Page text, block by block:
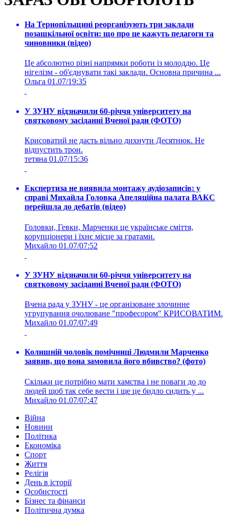
На Тернопільщині реорганізують три заклади
позашкільної освіти: що про це кажуть педагоги та
чиновники (відео)
Це абсолютно різні напрямки роботи із молоддю. Це
нігелізм - об'єднувати такі заклади. Основна причина ...
Ольга 01.07/19:35
У ЗУНУ відзначили 60-річчя університету на
святковому засіданні Вченої ради (ФОТО)
Крисоватий не дасть вільно дихнути Десятнюк. Не
відпустить трон.
тетяна 01.07/15:36
Експертиза не виявила монтажу аудіозаписів: у
справі Михайла Головка Апеляційна палата ВАКС
перейшла до дебатів (відео)
Головки, Гевки, Марченки це українське сміття,
корупціонери і їхнє місце за гратами.
Михайло 01.07/07:52
У ЗУНУ відзначили 60-річчя університету на
святковому засіданні Вченої ради (ФОТО)
Вчена рада у ЗУНУ - це організоване злочинне
угрупування очолюване "професором" КРИСОВАТИМ.
Михайло 01.07/07:49
Колишній чоловік помічниці Людмили Марченко
заявив, що вона замовила його вбивство? (фото)
Скільки це потрібно мати хамства і не поваги до до
людей щоб так себе вести і ще це бидло сидить у ...
Михайло 01.07/07:47
Війна
Новини
Політика
Економіка
Спорт
Життя
Релігія
День в історії
Особистості
Бізнес та фінанси
Політична думка